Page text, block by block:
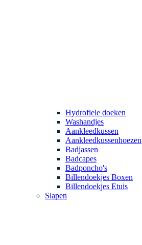
Hydrofiele doeken
Washandjes
Aankleedkussen
Aankleedkussenhoezen
Badjassen
Badcapes
Badponcho's
Billendoekjes Boxen
Billendoekjes Etuis
Slapen